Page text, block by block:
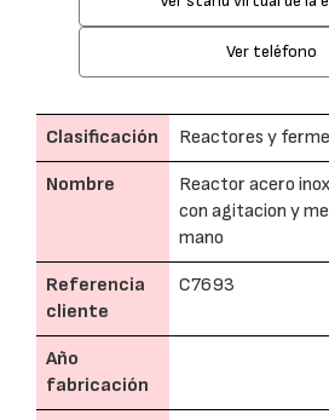
Ver teléfono
Clasificación Reactores y
Nombre
Reactor acero
con agitacion y
mano
Referencia
cliente
C7693
Año
fabricación